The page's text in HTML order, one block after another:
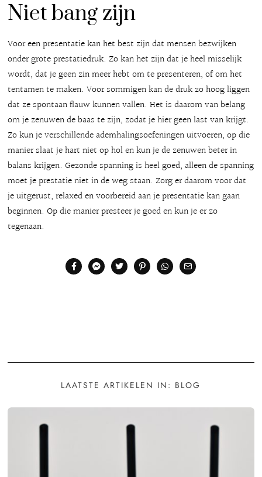
Niet bang zijn
Voor een presentatie kan het best zijn dat mensen bezwijken
onder grote prestatiedruk. Zo kan het zijn dat je heel misselijk
wordt, dat je geen zin meer hebt om te presenteren, of om het
tentamen te maken. Voor sommigen kan de druk zo hoog liggen
dat ze spontaan flauw kunnen vallen. Het is daarom van belang
om je zenuwen de baas te zijn, zodat je hier geen last van krijgt.
Zo kun je verschillende ademhalingsoefeningen uitvoeren, op die
manier slaat je hart niet op hol en kun je de zenuwen beter in
balans krijgen. Gezonde spanning is heel goed, alleen de spanning
moet je prestatie niet in de weg staan. Zorg er daarom voor dat
je uitgerust, relaxed en voorbereid aan je presentatie kan gaan
beginnen. Op die manier presteer je goed en kun je er zo
tegenaan.
LAATSTE ARTIKELEN IN: BLOG